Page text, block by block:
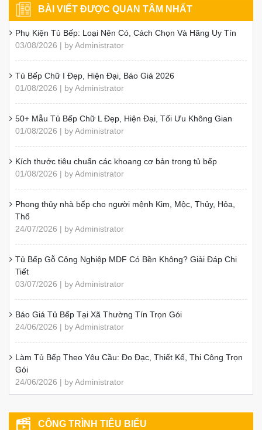
BÀI VIẾT ĐƯỢC QUAN TÂM NHẤT
Phụ Kiện Tủ Bếp: Loại Nên Có, Cách Chọn Và Hãng Uy Tín
03/08/2026 | by Administrator
Tủ Bếp Chữ I Đẹp, Hiện Đại, Báo Giá 2026
01/08/2026 | by Administrator
50+ Mẫu Tủ Bếp Chữ L Đẹp, Hiện Đại, Tối Ưu Không Gian
01/08/2026 | by Administrator
Kích thước tiêu chuẩn các khoang cơ bản trong tủ bếp
01/08/2026 | by Administrator
Phong thủy nhà bếp cho người mệnh Kim, Mộc, Thủy, Hỏa,
Thổ
24/07/2026 | by Administrator
Tủ Bếp Gỗ Công Nghiệp MDF Có Bền Không? Giải Đáp Chi
Tiết
03/07/2026 | by Administrator
Báo Giá Tủ Bếp Tại Xã Thường Tín Trọn Gói
24/06/2026 | by Administrator
Làm Tủ Bếp Theo Yêu Cầu: Đo Đạc, Thiết Kế, Thi Công Trọn
Gói
24/06/2026 | by Administrator
CÔNG TRÌNH TIÊU BIỂU